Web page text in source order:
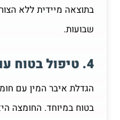
בתוצאה מיידית ללא
שבועות.
4. טיפול בטוח עם סיכון נמוך
הגדלת איבר המין עם
בטוח במיוחד. החומצה